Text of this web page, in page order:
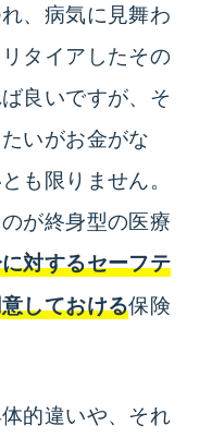
、病気に見舞わ
タイアしたその
良いですが、そ
いがお金がな
も限りません。
が終身型の医療
対するセーフテ
しておける保険
的違いや、それ